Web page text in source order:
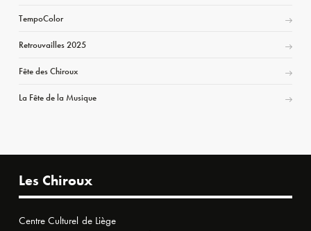
TempoColor
Retrouvailles 2025
Fête des Chiroux
La Fête de la Musique
Les Chiroux
Centre Culturel de Liège